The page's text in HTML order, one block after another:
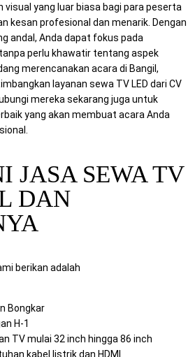
yang luar biasa bagi para peserta
kesan profesional dan menarik. Dengan
andal, Anda dapat fokus pada
perlu khawatir tentang aspek
merencanakan acara di Bangil,
layanan sewa TV LED dari CV
mereka sekarang juga untuk
yang akan membuat acara Anda
JASA SEWA TV
DAN
berikan adalah
Bongkar
H-1
TV mulai 32 inch hingga 86 inch
kabel listrik dan HDMI